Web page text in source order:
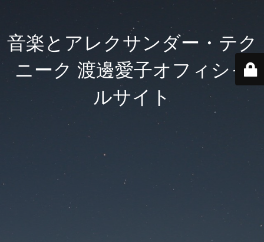
音楽とアレクサンダー・テク
ニーク 渡邊愛子オフィシャ
ルサイト